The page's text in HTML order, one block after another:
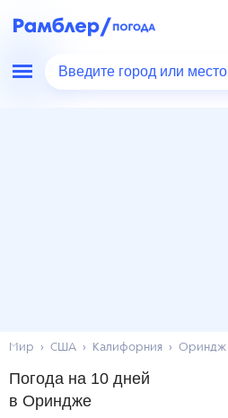
Введите город или место
Мир США Калифорния Ориндж
Погода на 10 дней
в Ориндже